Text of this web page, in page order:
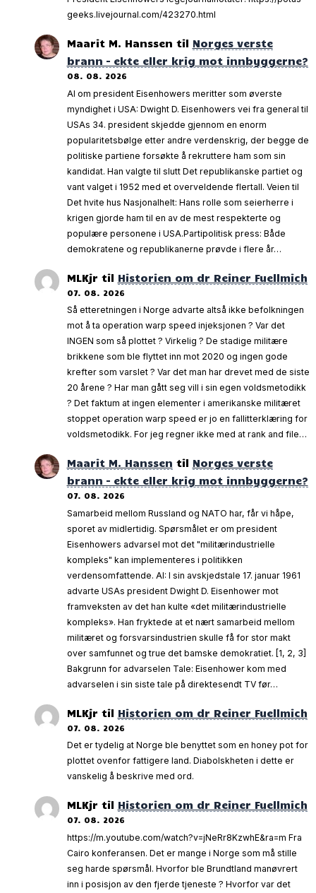
geeks.livejournal.com/423270.html
Maarit M. Hanssen til Norges verste
brann – ekte eller krig mot innbyggerne?
08. 08. 2026
AI om president Eisenhowers meritter som øverste
myndighet i USA: Dwight D. Eisenhowers vei fra general til
USAs 34. president skjedde gjennom en enorm
popularitetsbølge etter andre verdenskrig, der begge de
politiske partiene forsøkte å rekruttere ham som sin
kandidat. Han valgte til slutt Det republikanske partiet og
vant valget i 1952 med et overveldende flertall. Veien til
Det hvite hus Nasjonalhelt: Hans rolle som seierherre i
krigen gjorde ham til en av de mest respekterte og
populære personene i USA.Partipolitisk press: Både
demokratene og republikanerne prøvde i flere år…
MLKjr til Historien om dr Reiner Fuellmich
07. 08. 2026
Så etteretningen i Norge advarte altså ikke befolkningen
mot å ta operation warp speed injeksjonen ? Var det
INGEN som så plottet ? Virkelig ? De stadige militære
brikkene som ble flyttet inn mot 2020 og ingen gode
krefter som varslet ? Var det man har drevet med de siste
20 årene ? Har man gått seg vill i sin egen voldsmetodikk
? Det faktum at ingen elementer i amerikanske militæret
stoppet operation warp speed er jo en fallitterklæring for
voldsmetodikk. For jeg regner ikke med at rank and file…
Maarit M. Hanssen til Norges verste
brann – ekte eller krig mot innbyggerne?
07. 08. 2026
Samarbeid mellom Russland og NATO har, får vi håpe,
sporet av midlertidig. Spørsmålet er om president
Eisenhowers advarsel mot det "militærindustrielle
kompleks" kan implementeres i politikken
verdensomfattende. AI: I sin avskjedstale 17. januar 1961
advarte USAs president Dwight D. Eisenhower mot
framveksten av det han kulte «det militærindustrielle
kompleks». Han fryktede at et nært samarbeid mellom
militæret og forsvarsindustrien skulle få for stor makt
over samfunnet og true det bamske demokratiet. [1, 2, 3]
Bakgrunn for advarselen Tale: Eisenhower kom med
advarselen i sin siste tale på direktesendt TV før…
MLKjr til Historien om dr Reiner Fuellmich
07. 08. 2026
Det er tydelig at Norge ble benyttet som en honey pot for
plottet ovenfor fattigere land. Diabolskheten i dette er
vanskelig å beskrive med ord.
MLKjr til Historien om dr Reiner Fuellmich
07. 08. 2026
https://m.youtube.com/watch?v=jNeRr8KzwhE&ra=m Fra
Cairo konferansen. Det er mange i Norge som må stille
seg harde spørsmål. Hvorfor ble Brundtland manøvrert
inn i posisjon av den fjerde tjeneste ? Hvorfor var det